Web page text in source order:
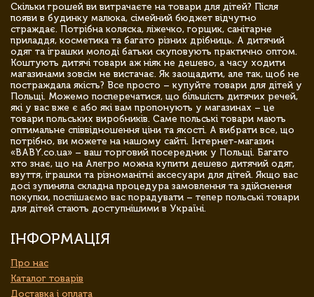
Скільки грошей ви витрачаєте на товари для дітей? Після
появи в будинку малюка, сімейний бюджет відчутно
страждає. Потрібна коляска, ліжечко, горщик, санітарне
приладдя, косметика та багато різних дрібниць. А дитячий
одяг та іграшки молоді батьки скуповують практично оптом.
Коштують дитячі товари аж ніяк не дешево, а часу ходити
магазинами зовсім не вистачає. Як заощадити, але так, щоб не
постраждала якість? Все просто – купуйте товари для дітей у
Польщі. Можемо посперечатися, що більшість дитячих речей,
які у вас вже є або які вам пропонують у магазинах – це
товари польських виробників. Саме польські товари мають
оптимальне співвідношення ціни та якості. А вибрати все, що
потрібно, ви можете на нашому сайті. Інтернет-магазин
«BABY.co.ua» – ваш торговий посередник у Польщі. Багато
хто знає, що на Алегро можна купити дешево дитячий одяг,
взуття, іграшки та різноманітні аксесуари для дітей. Якщо вас
досі зупиняла складна процедура замовлення та здійснення
покупки, поспішаємо вас порадувати – тепер польські товари
для дітей стають доступнішими в Україні.
ІНФОРМАЦІЯ
Про нас
Каталог товарів
Доставка і оплата